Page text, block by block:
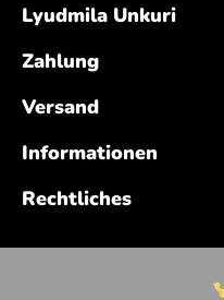
Lyudmila Unkuri
Zahlung
Versand
Informationen
Rechtliches